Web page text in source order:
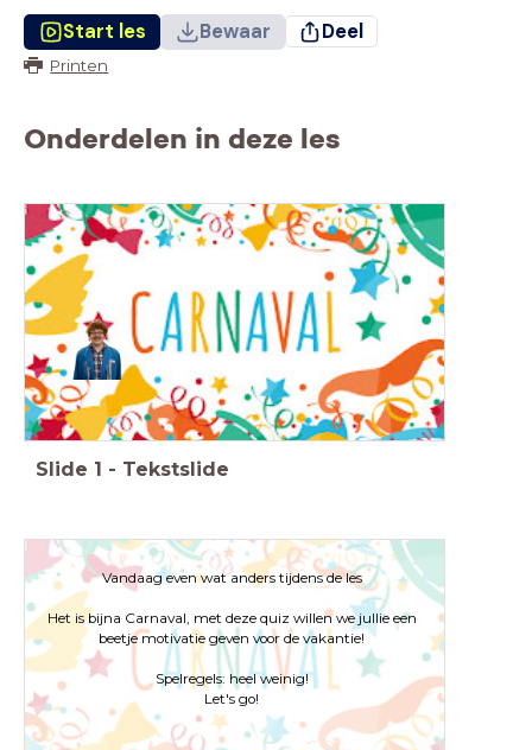
Start les Bewaar Deel
Printen
Onderdelen in deze les
Slide 1 - Tekstslide
Vandaag even wat anders tijdens de les
Het is bijna Carnaval, met deze quiz willen we jullie een
beetje motivatie geven voor de vakantie!
Spelregels: heel weinig!
Let's go!